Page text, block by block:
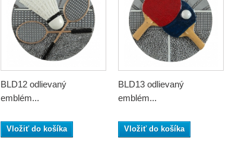
BLD12 odlievaný
emblém...
Vložiť do košíka
BLD13 odlievaný
emblém...
Vložiť do košíka